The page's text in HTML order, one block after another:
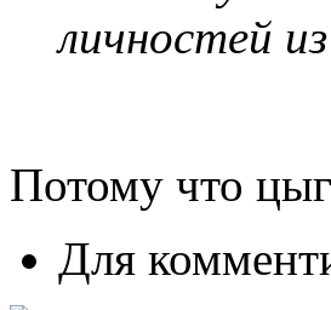
личностей
Потому что
Для